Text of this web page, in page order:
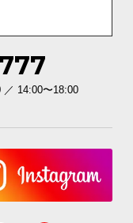
／ 14:00〜18:00